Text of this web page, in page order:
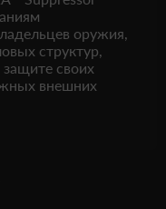
оружия,
структур,
своих
внешних